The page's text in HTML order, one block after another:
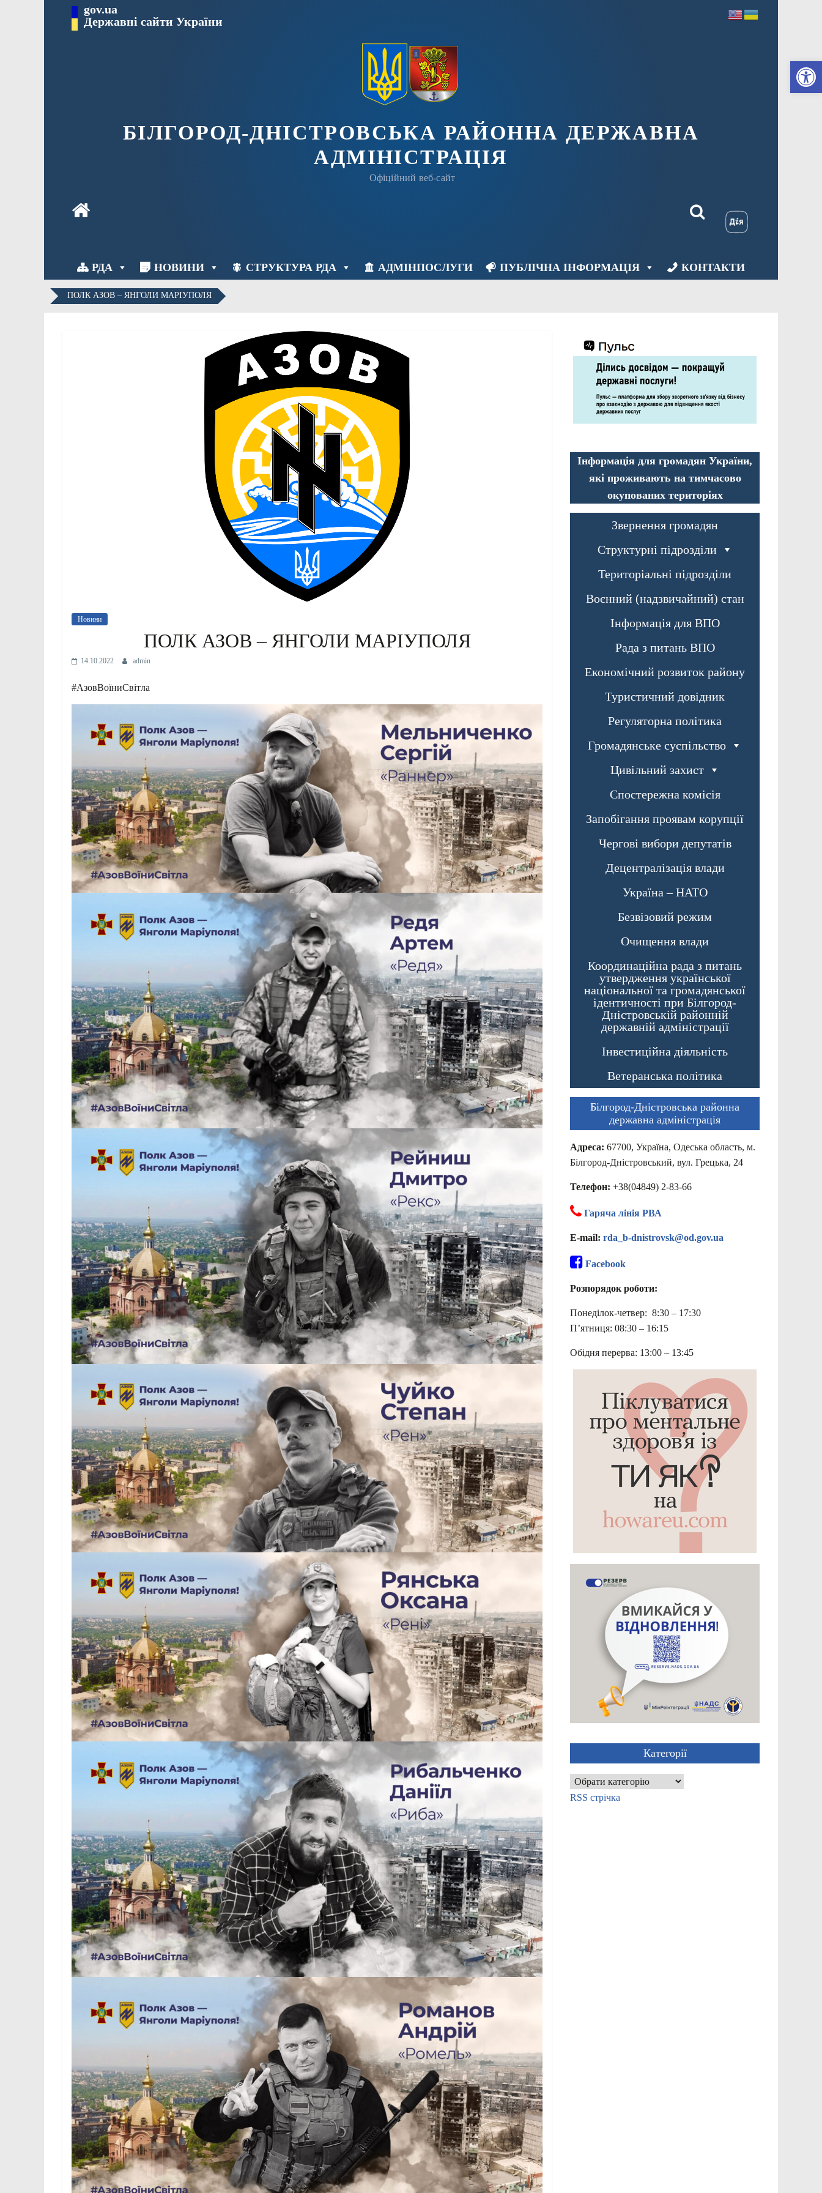
gov.ua
Державні сайти України
БІЛГОРОД-ДНІСТРОВСЬКА РАЙОННА ДЕРЖАВНА
АДМІНІСТРАЦІЯ
Офіційний веб-сайт
РДА НОВИНИ СТРУКТУРА РДА АДМІНПОСЛУГИ ПУБЛІЧНА ІНФОРМАЦІЯ КОНТАКТИ
ПОЛК АЗОВ – ЯНГОЛИ МАРІУПОЛЯ
Новини
ПОЛК АЗОВ – ЯНГОЛИ МАРІУПОЛЯ
14.10.2022 admin
#АзовВоїниСвітла
Інформація для громадян України,
які проживають на тимчасово
окупованих територіях
Звернення громадян
Структурні підрозділи
Територіальні підрозділи
Воєнний (надзвичайний) стан
Інформація для ВПО
Рада з питань ВПО
Економічний розвиток району
Туристичний довідник
Регуляторна політика
Громадянське суспільство
Цивільний захист
Спостережна комісія
Запобігання проявам корупції
Чергові вибори депутатів
Децентралізація влади
Україна – НАТО
Безвізовий режим
Очищення влади
Координаційна рада з питань
утвердження української
національної та громадянської
ідентичності при Білгород-
Дністровській районній
державній адміністрації
Інвестиційна діяльність
Ветеранська політика
Білгород-Дністровська районна
державна адміністрація
Адреса: 67700, Україна, Одеська область, м.
Білгород-Дністровський, вул. Грецька, 24
Телефон: +38(04849) 2-83-66
Гаряча лінія РВА
E-mail: rda_b-dnistrovsk@od.gov.ua
Facebook
Розпорядок роботи:
Понеділок-четвер: 8:30 – 17:30
П’ятниця: 08:30 – 16:15
Обідня перерва: 13:00 – 13:45
Категорії
Категорії
RSS стрічка